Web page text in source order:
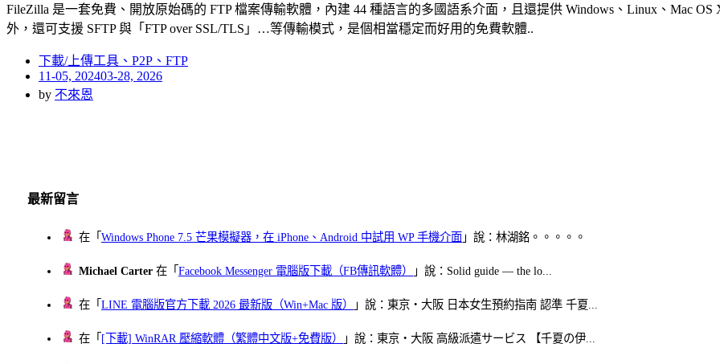
FileZilla 是一套免費、開放原始碼的 FTP 檔案傳輸軟體，內建 44 種語言的多國語系介面，且還提供 Windows、Linux、Mac
外，還可支援 SFTP 與「FTP over SSL/TLS」…等傳輸模式，是個相當穩定而好用的免費軟體..
下載/上傳工具、P2P、FTP
Posted
on
11-05, 202403-28, 2026
by 不來恩
最新留言
在「Windows Phone 7.5 芒果模擬器，在 iPhone、Android 中試用 WP 手機介面 」說：林湖銘。。。。。
Michael Carter 在「Facebook Messenger 電腦版下載（FB傳訊軟體） 」說：Solid guide — the lo...
在「LINE 電腦版官方下載 2026 最新版（Win+Mac 版） 」說：東京・大阪 日本女生預約指南 認準 千夏...
在「 [下載] WinRAR 壓縮軟體（繁體中文版+免費版） 」說：東京・大阪 高級派遣サービス 【千夏の伊...